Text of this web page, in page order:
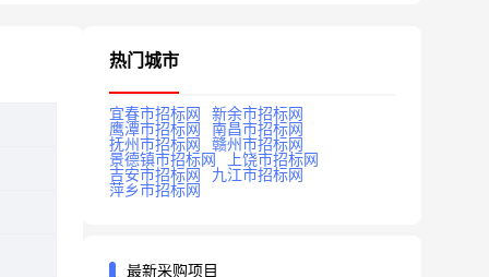
热门城市
宜春市招标网
新余市招标网
鹰潭市招标网
南昌市招标网
抚州市招标网
赣州市招标网
景德镇市招标网
上饶市招标网
吉安市招标网
九江市招标网
萍乡市招标网
最新采购项目